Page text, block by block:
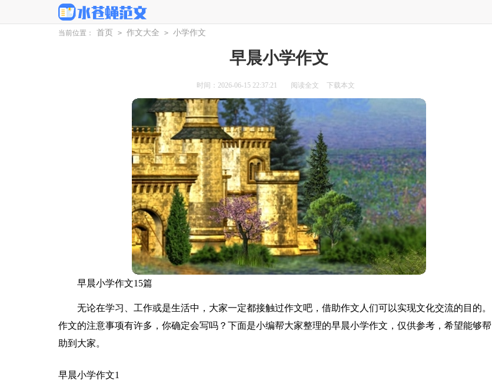
当前位置： 首页 > 作文大全 > 小学作文
早晨小学作文
时间：2026-06-15 22:37:21 阅读全文 下载本文
早晨小学作文15篇
无论在学习、工作或是生活中，大家一定都接触过作文吧，借助作文人们可以实现文化交流的目的。
作文的注意事项有许多，你确定会写吗？下面是小编帮大家整理的早晨小学作文，仅供参考，希望能够帮
助到大家。
早晨小学作文1